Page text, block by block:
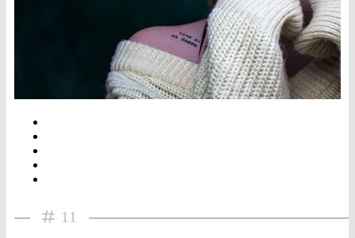
11